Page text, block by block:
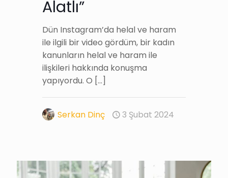
Alatlı”
Dün Instagram’da helal ve haram
ile ilgili bir video gördüm, bir kadın
kanunların helal ve haram ile
ilişkileri hakkında konuşma
yapıyordu. O […]
Serkan Dinç 3 Şubat 2024